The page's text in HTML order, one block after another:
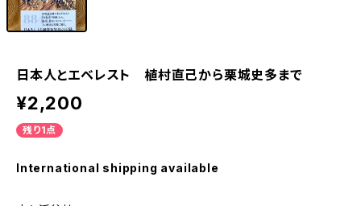
日本人とエベレスト 植村直己から栗城史多まで
¥2,200
残り1点
International shipping available